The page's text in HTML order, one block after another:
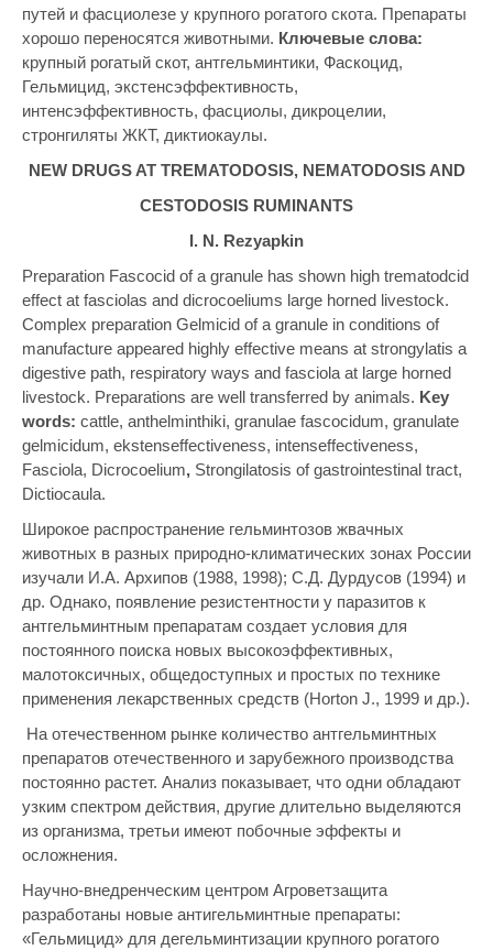
путей и фасциолезе у крупного рогатого скота. Препараты
хорошо переносятся животными. Ключевые слова:
крупный рогатый скот, антгельминтики, Фаскоцид,
Гельмицид, экстенсэффективность,
интенсэффективность, фасциолы, дикроцелии,
стронгиляты ЖКТ, диктиокаулы.
NEW DRUGS AT TREMATODOSIS, NEMATODOSIS AND
CESTODOSIS RUMINANTS
I. N. Rezyapkin
Preparation Fascocid of a granule has shown high trematodcid
effect at fasciolas and dicrocoeliums large horned livestock.
Complex preparation Gelmicid of a granule in conditions of
manufacture appeared highly effective means at strongylatis a
digestive path, respiratory ways and fasciola at large horned
livestock. Preparations are well transferred by animals. Key
words: cattle, anthelminthiki, granulae fascocidum, granulate
gelmicidum, ekstenseffectiveness, intenseffectiveness,
Fasciola, Dicrocoelium, Strongilatosis of gastrointestinal tract,
Dictiocaula.
Широкое распространение гельминтозов жвачных
животных в разных природно-климатических зонах России
изучали И.А. Архипов (1988, 1998); С.Д. Дурдусов (1994) и
др. Однако, появление резистентности у паразитов к
антгельминтным препаратам создает условия для
постоянного поиска новых высокоэффективных,
малотоксичных, общедоступных и простых по технике
применения лекарственных средств (Horton J., 1999 и др.).
На отечественном рынке количество антгельминтных
препаратов отечественного и зарубежного производства
постоянно растет. Анализ показывает, что одни обладают
узким спектром действия, другие длительно выделяются
из организма, третьи имеют побочные эффекты и
осложнения.
Научно-внедренческим центром Агроветзащита
разработаны новые антигельминтные препараты:
«Гельмицид» для дегельминтизации крупного рогатого